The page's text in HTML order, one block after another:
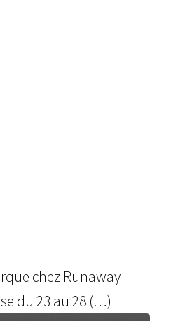
chez Runaway
du 23 au 28 (…)